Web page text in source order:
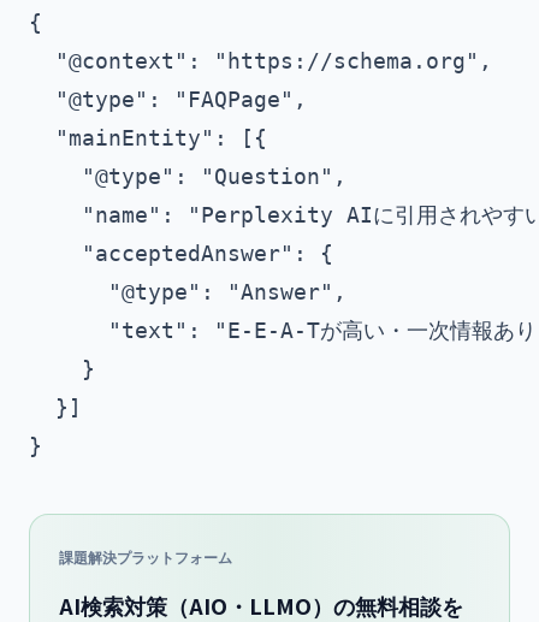
{
  "@context": "https://schema.org",
  "@type": "FAQPage",
  "mainEntity": [{
    "@type": "Question",
"name": "Perplexity AIに引用されやす
    "acceptedAnswer": {
      "@type": "Answer",
"text": "E-E-A-Tが高い・一次情報あり
    }
  }]
課題解決プラットフォーム
AI検索対策（AIO・LLMO）の無料相談を